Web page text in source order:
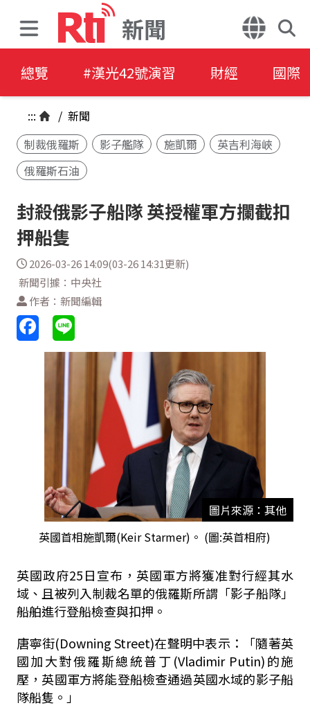
新聞
總覽 #漢光42號演習 財經 國際
::: / 新聞
制裁俄羅斯
影子艦隊 施凱爾
英吉利海峽
俄羅斯石油
封殺俄影子船隊 英授權軍方攔截扣
押船隻
2026-03-26 14:09(03-26 14:31更新)
新聞引據：中央社
作者：新聞編輯
圖片來源：其他
英國首相施凱爾(Keir Starmer)。 (圖:英首相府)
英國政府25日宣布，英國軍方將獲准對行經其水
域、且被列入制裁名單的俄羅斯所謂「影子船隊」
船舶進行登船檢查與扣押。
唐寧街(Downing Street)在聲明中表示：「隨著英
國加大對俄羅斯總統普丁(Vladimir Putin)的施
壓，英國軍方將能登船檢查通過英國水域的影子船
隊船隻。」